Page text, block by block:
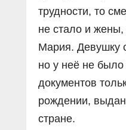
трудности, то
не стало и
Мария. Девушку
но у неё не было
документов
рождении,
стране.